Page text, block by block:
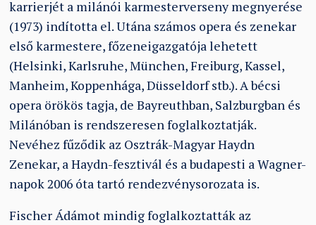
karrierjét a milánói karmesterverseny megnyerése
(1973) indította el. Utána számos opera és zenekar
első karmestere, főzeneigazgatója lehetett
(Helsinki, Karlsruhe, München, Freiburg, Kassel,
Manheim, Koppenhága, Düsseldorf stb.). A bécsi
opera örökös tagja, de Bayreuthban, Salzburgban és
Milánóban is rendszeresen foglalkoztatják.
Nevéhez fűződik az Osztrák-Magyar Haydn
Zenekar, a Haydn-fesztivál és a budapesti a Wagner-
napok 2006 óta tartó rendezvénysorozata is.
Fischer Ádámot mindig foglalkoztatták az